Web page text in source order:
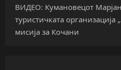
ВИДЕО: Кумановецот
туристичката организација
мисија за Кочани